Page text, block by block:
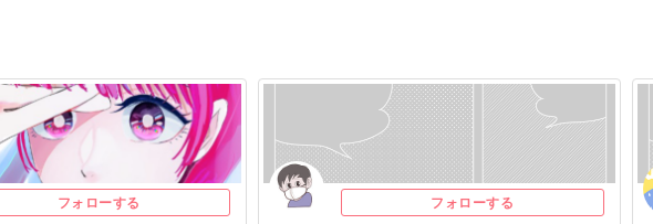
フォローする フォローする